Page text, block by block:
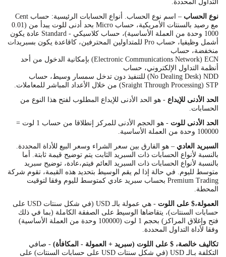
التداول المحددة.
نوع الحساب
– اسم نوع الحساب. أنواع الحسابات الرئيسية: حساب Cent
مع رصيد بالسنتات الأمريكية، حساب Micro بحد أدنى للوت يبدأ من (0.01
1000 وحدة من العملة الأساسية)، حساب كلاسيكي - Standard عادة يكون
أشمل وظيفيا، حساب Pro للمتداولين المحترفين، كاقاعدة يكون بسبريدات
منخفضة، حساب
Electronic Communications Network) ECN) بإمكانية الدخول من أحد
أنظمة التداول الإلكتروني، حساب
No Dealing Desk) NDD) للتنفيذ دون تدخل سمسار وسيط، حساب
Sraight Through Processing) STP) من خلال الأعداد المباشر للمعاملات.
الحد الأدنى للإيداع - هو الحد الأدنى للإيداع المطلوب لفتح هذا النوع من
الحسابات.
الحد الأدنى للوت
- هو الحجم الأدنى للمركز إنطلاقا من حساب 1 لوت =
100000 وحدة من العملة الأساسية.
السبريد العادي – هو الفارق بين سعر الشراء وسعر البيع للأداة المحددة.
بالنسبة لأنواع الحسابات ذات السبريد الثابت يتم توضيح قيمة ثابتة. أما
بالنسبة لأنواع الحسابات ذات السبريد العائم فيتم،عادة، توضيح سبريد
متوسط ​لليوم. في حالة إذا لم يقم الوسيط بتحديد هذه القيمة، تقوم شركة
Premium Trading بحساب سبريد عادي كمتوسط لليوم وفقا لتوقيت
المحطة.
العمولة،$ على اللوت
- هي عمولة بالـ USD (في شكل سنتات USD على
حسابات السنتات)، يتقاضاها الوسيط على الصفقة الكاملة (بما في ذلك
فتح وإغلاق المراكز) بحجم 1 لوت (100000 وحدة من العملة الأساسية)
وفقا لأداة التداول المحددة.
تكاليف خالصة، $ على اللوت (سبريد + العمولة - المكافأة) - صافي
التكلفة بـالـ USD (في شكل سنتات USD على حسابات السنتات) على